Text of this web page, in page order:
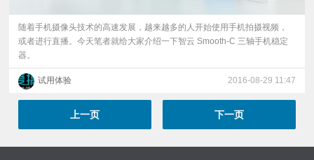
随着手机摄像头技术的高速发展，越来越多的人开始使用手机拍摄视频，
或者进行直播。今天笔者就给大家介绍一下智云 Smooth-C 三轴手机稳定
器。
试用体验 2016-08-29 11:47
上一页 下一页